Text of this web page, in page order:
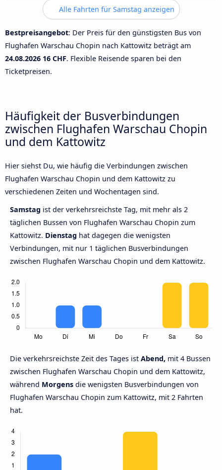
Alle Fahrten für Samstag anzeigen
Bestpreisangebot: Der Preis für den günstigsten Bus von
Flughafen Warschau Chopin nach Kattowitz beträgt am
24.08.2026 16 CHF. Flexible Reisende sparen bei den
Ticketpreisen.
Häufigkeit der Busverbindungen
zwischen Flughafen Warschau Chopin
und dem Kattowitz
Hier siehst Du, wie häufig die Verbindungen zwischen
Flughafen Warschau Chopin und dem Kattowitz zu
verschiedenen Zeiten und Wochentagen sind.
Samstag ist der verkehrsreichste Tag, mit mehr als 2
täglichen Bussen von Flughafen Warschau Chopin zum
Kattowitz. Dienstag hat dagegen die wenigsten
Verbindungen, mit nur 1 täglichen Busverbindungen
zwischen Flughafen Warschau Chopin und dem Kattowitz.
Die verkehrsreichste Zeit des Tages ist Abend, mit 4 Bussen
zwischen Flughafen Warschau Chopin und dem Kattowitz,
während Morgens die wenigsten Busverbindungen von
Flughafen Warschau Chopin zum Kattowitz, mit 2 Fahrten
hat.